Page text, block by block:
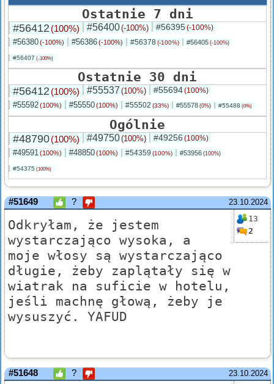
Ostatnie 7 dni
#56412 (100%) #56400(-100%) #56395(-100%)
#56380(-100%) #56386(-100%) #56378 (-100%) #56405 (-100%)
#56407 (-100%)
Ostatnie 30 dni
#56412 (100%) #55537 (100%) #55694(100%)
#55592(100%) #55550(100%) #55502 (33%) #55578 (0%) #55488 (0%)
Ogólnie
#48790(100%) #49750(100%) #49256 (100%)
#49591(100%) #48850(100%) #54359 (100%) #53956 (100%)
#54375 (100%)
23.10.2024
#51649 ?
13
2
Odkryłam, że jestem
wystarczająco wysoka, a
moje włosy są wystarczająco
długie, żeby zaplątały się w
wiatrak na suficie w hotelu,
jeśli machnę głową, żeby je
wysuszyć. YAFUD
23.10.2024
#51648 ?